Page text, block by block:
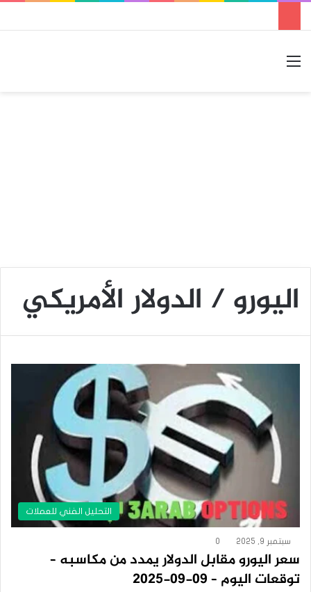
اليورو / الدولار الأمريكي
التحليل الفني للعملات
سبتمبر 9, 2025 0
سعر اليورو مقابل الدولار يمدد من مكاسبه –
توقعات اليوم – 09-09-2025